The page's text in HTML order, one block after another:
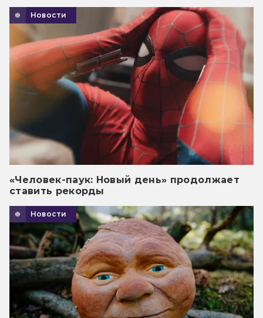
Новости
«Человек-паук: Новый день» продолжает
ставить рекорды
Новости